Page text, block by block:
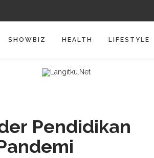
SHOWBIZ HEALTH LIFESTYLE
Pendidikan